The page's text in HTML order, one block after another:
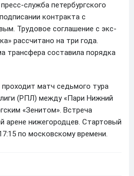
служба петербургского
контракта с
Трудовое соглашение с экс-
рассчитано на три года.
трансфера составила порядка
проходит матч седьмого тура
(РПЛ) между «Пари Нижний
«Зенитом». Встреча
арене нижегородцев. Стартовый
по московскому времени.